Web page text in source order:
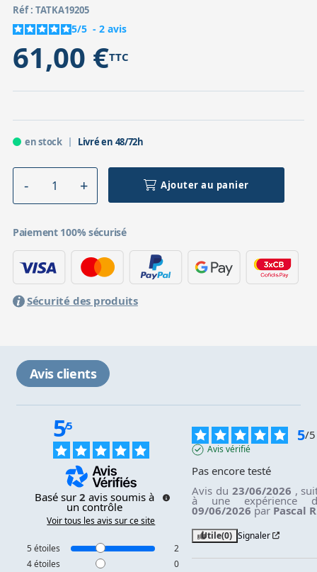
Réf : TATKA19205
5/5 - 2 avis
61,00 €TTC
en stock Livré en 48/72h
Ajouter au panier
Paiement 100% sécurisé
Sécurité des produits
Avis clients
5/5
Basé sur2 avis soumis à
un contrôle
Voir tous les avis sur ce site
5étoiles
2
4étoiles
0
5/5
Avis vérifié
Pas encore testé
Avis du 23/06/2026 ,
à une expérience
09/06/2026 par Pascal
Utile(0) Signaler